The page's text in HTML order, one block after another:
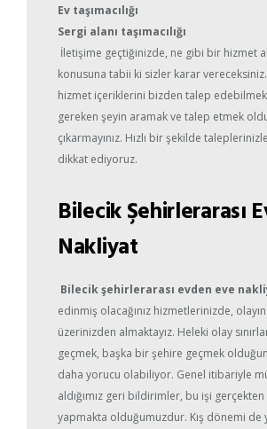
Ev taşımacılığı
Sergi alanı taşımacılığı
İletişime geçtiğinizde, ne gibi bir hizmet
konusuna tabii ki sizler karar vereceksiniz.
hizmet içeriklerini bizden talep
gereken şeyin aramak ve talep etmek
çıkarmayınız. Hızlı bir şekilde
dikkat ediyoruz.
Bilecik Şehirlerarası
Nakliyat
Bilecik şehirlerarası evden eve
edinmiş olacağınız hizmetlerinizde,
üzerinizden almaktayız. Heleki olay
geçmek, başka bir şehire geçmek
daha yorucu olabiliyor. Genel itibariyle
aldığımız geri bildirimler, bu işi gerçekten
yapmakta olduğumuzdur. Kış dönemi de